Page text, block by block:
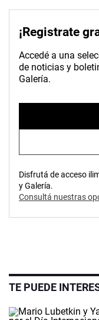
¡Registrate
Accedé a una
de noticias y
Galería.
Disfrutá de acceso
y Galería.
Consultá nuestras
TE PUEDE